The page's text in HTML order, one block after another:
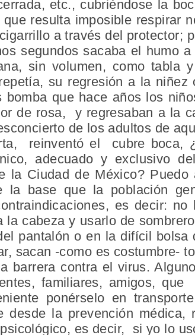
etc., cubriéndose la
resulta imposible respirar
a través del protector;
segundos sacaba el humo
sin volumen, como tabla
su regresión a la
bomba que hace años los
de rosa, y regresaban a la
de los adultos de
reinventó el cubre boca,
adecuado y exclusivo
la Ciudad de México?
la base que la población
es decir:
la cabeza y usarlo de
pantalón o en la difícil
sacan -como es costumbre-
barrera contra el virus.
familiares, amigos,
ponérselo en
desde la prevención
es decir, si yo lo